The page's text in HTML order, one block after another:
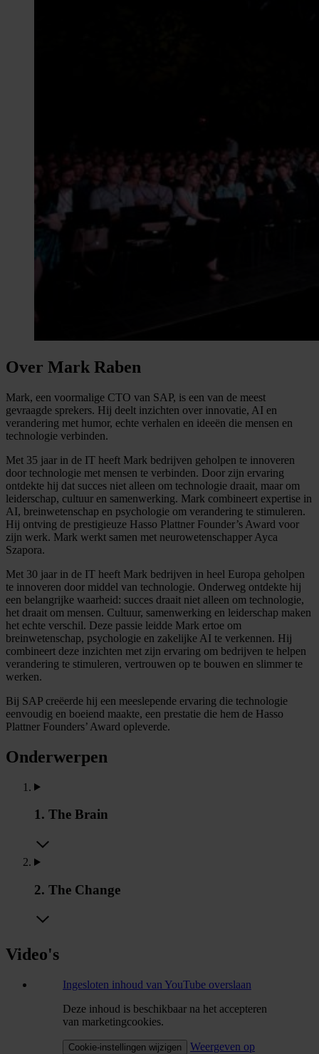
Over Mark Raben
Mark, een voormalige CTO van SAP, is een van de meest
gevraagde sprekers. Hij deelt inzichten over innovatie, AI en
verandering met humor, echte verhalen en ideeën die mensen en
technologie verbinden.
Met 35 jaar in de IT heeft Mark bedrijven geholpen te innoveren
door technologie met mensen te verbinden. Door zijn ervaring
ontdekte hij dat succes niet alleen om technologie draait, maar om
leiderschap, cultuur en samenwerking. Mark combineert expertise in
AI, breinwetenschap en psychologie om verandering te stimuleren.
Hij ontving de prestigieuze Hasso Plattner Founder’s Award voor
zijn werk. Mark werkt samen met neurowetenschapper Ayca
Szapora.
Met 30 jaar in de IT heeft Mark bedrijven in heel Europa geholpen
te innoveren door middel van technologie. Onderweg ontdekte hij
een belangrijke waarheid: succes draait niet alleen om technologie,
het draait om mensen. Cultuur, samenwerking en leiderschap maken
het echte verschil. Deze passie leidde Mark ertoe om
breinwetenschap, psychologie en zakelijke AI te verkennen. Hij
combineert deze inzichten met zijn ervaring om bedrijven te helpen
verandering te stimuleren, vertrouwen op te bouwen en slimmer te
werken.
Bij SAP creëerde hij een meeslepende ervaring die technologie
eenvoudig en boeiend maakte, een prestatie die hem de Hasso
Plattner Founders’ Award opleverde.
Onderwerpen
1. The Brain
2. The Change
Video's
Ingesloten inhoud van YouTube overslaan
Deze inhoud is beschikbaar na het accepteren
van marketingcookies.
Cookie-instellingen wijzigen
Weergeven op